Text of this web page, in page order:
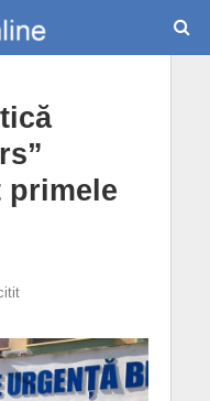
primele